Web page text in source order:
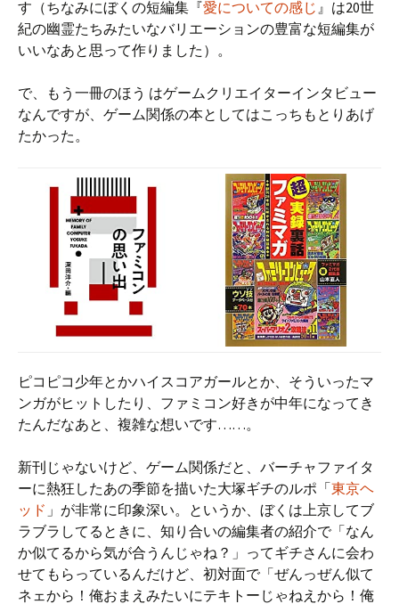
す（ちなみにぼくの短編集『愛についての感じ 』は20世
紀の幽霊たちみたいなバリエーションの豊富な短編集が
いいなあと思って作りました）。
で、もう一冊のほう はゲームクリエイターインタビュー
なんですが、ゲーム関係の本としてはこっちもとりあげ
たかった。
ピコピコ少年とかハイスコアガールとか、そういったマ
ンガがヒットしたり、ファミコン好きが中年になってき
たんだなあと、複雑な想いです……。
新刊じゃないけど、ゲーム関係だと、バーチャファイタ
ーに熱狂したあの季節を描いた大塚ギチのルポ「東京ヘ
ッド 」が非常に印象深い。というか、ぼくは上京してブ
ラブラしてるときに、知り合いの編集者の紹介で「なん
か似てるから気が合うんじゃね？」ってギチさんに会わ
せてもらっているんだけど、初対面で「ぜんっぜん似て
ネェから！俺おまえみたいにテキトーじゃねえから！俺